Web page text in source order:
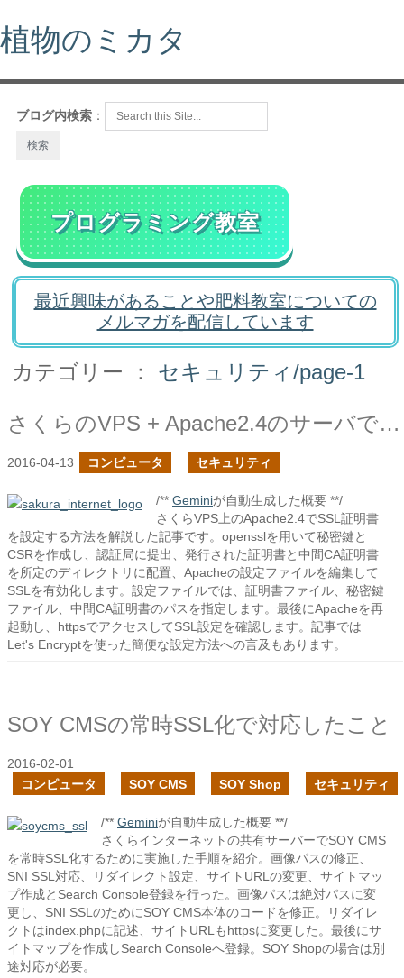
植物のミカタ
ブログ内検索 ：
プログラミング教室
最近興味があることや肥料教室についての
メルマガを配信しています
カテゴリー ： セキュリティ/page-1
さくらのVPS + Apache2.4のサーバでSSL対応してみた
2016-04-13 コンピュータ セキュリティ
/** Geminiが自動生成した概要 **/
さくらVPS上のApache2.4でSSL証明書
を設定する方法を解説した記事です。opensslを用いて秘密鍵と
CSRを作成し、認証局に提出、発行された証明書と中間CA証明書
を所定のディレクトリに配置、Apacheの設定ファイルを編集して
SSLを有効化します。設定ファイルでは、証明書ファイル、秘密鍵
ファイル、中間CA証明書のパスを指定します。最後にApacheを再
起動し、httpsでアクセスしてSSL設定を確認します。記事では
Let's Encryptを使った簡便な設定方法への言及もあります。
SOY CMSの常時SSL化で対応したこと
2016-02-01
コンピュータ
SOY CMS SOY Shop セキュリティ
/** Geminiが自動生成した概要 **/
さくらインターネットの共有サーバーでSOY CMS
を常時SSL化するために実施した手順を紹介。画像パスの修正、
SNI SSL対応、リダイレクト設定、サイトURLの変更、サイトマッ
プ作成とSearch Console登録を行った。画像パスは絶対パスに変
更し、SNI SSLのためにSOY CMS本体のコードを修正。リダイレ
クトはindex.phpに記述、サイトURLもhttpsに変更した。最後にサ
イトマップを作成しSearch Consoleへ登録。SOY Shopの場合は別
途対応が必要。